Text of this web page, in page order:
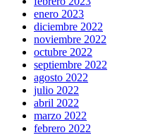
enero 2023
diciembre 2022
noviembre 2022
octubre 2022
septiembre 2022
agosto 2022
julio 2022
abril 2022
marzo 2022
febrero 2022